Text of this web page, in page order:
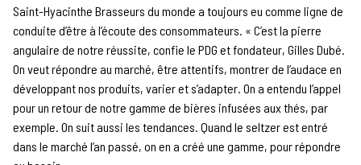
Saint-Hyacinthe Brasseurs du monde a toujours eu comme ligne de
conduite d’être à l’écoute des consommateurs. « C’est la pierre
angulaire de notre réussite, confie le PDG et fondateur, Gilles Dubé.
On veut répondre au marché, être attentifs, montrer de l’audace en
développant nos produits, varier et s’adapter. On a entendu l’appel
pour un retour de notre gamme de bières infusées aux thés, par
exemple. On suit aussi les tendances. Quand le seltzer est entré
dans le marché l’an passé, on en a créé une gamme, pour répondre